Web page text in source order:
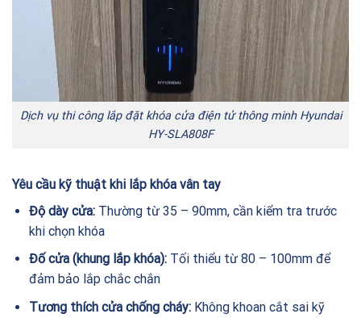
Dịch vụ thi công lắp đặt khóa cửa điện tử thông minh Hyundai
HY-SLA808F
Yêu cầu kỹ thuật khi lắp khóa vân tay
Độ dày cửa:Thường từ 35 – 90mm, cần kiểm tra trước
khi chọn khóa
Đố cửa (khung lắp khóa):Tối thiểu từ 80 – 100mm để
đảm bảo lắp chắc chắn
Tương thích cửa chống cháy:Không khoan cắt sai kỹ